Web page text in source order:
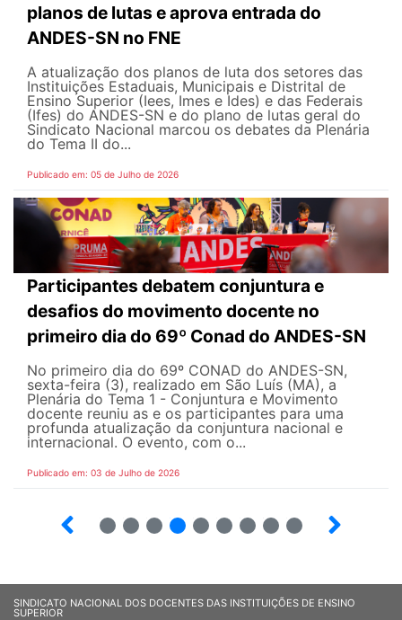
planos de lutas e aprova entrada do
ANDES-SN no FNE
A atualização dos planos de luta dos setores das
Instituições Estaduais, Municipais e Distrital de
Ensino Superior (Iees, Imes e Ides) e das Federais
(Ifes) do ANDES-SN e do plano de lutas geral do
Sindicato Nacional marcou os debates da Plenária
do Tema II do...
Publicado em: 05 de Julho de 2026
Participantes debatem conjuntura e
desafios do movimento docente no
primeiro dia do 69º Conad do ANDES-SN
No primeiro dia do 69º CONAD do ANDES-SN,
sexta-feira (3), realizado em São Luís (MA), a
Plenária do Tema 1 - Conjuntura e Movimento
docente reuniu as e os participantes para uma
profunda atualização da conjuntura nacional e
internacional. O evento, com o...
Publicado em: 03 de Julho de 2026
SINDICATO NACIONAL DOS DOCENTES DAS INSTITUIÇÕES DE ENSINO
SUPERIOR